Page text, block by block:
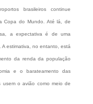
brasileiros continue
Copa do Mundo. Até lá, de
a expectativa é de uma
estimativa, no entanto, está
da renda da população
e o barateamento das
usem o avião como meio de